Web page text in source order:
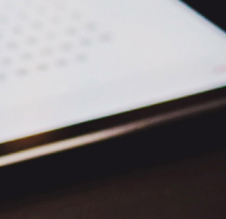
PROFESIONAL